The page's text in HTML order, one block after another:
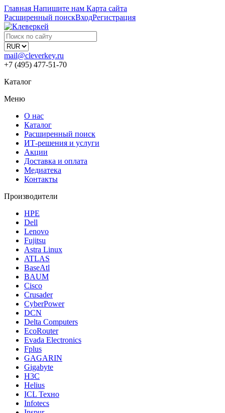
Главная Напишите нам Карта сайта
Расширенный поискВходРегистрация
mail@cleverkey.ru
+7 (495) 477-51-70
Каталог
Меню
О нас
Каталог
Расширенный поиск
ИТ-решения и услуги
Акции
Доставка и оплата
Медиатека
Контакты
Производители
HPE
Dell
Lenovo
Fujitsu
Astra Linux
ATLAS
BaseAtl
BAUM
Cisco
Crusader
CyberPower
DCN
Delta Computers
EcoRouter
Evada Electronics
Fplus
GAGARIN
Gigabyte
H3C
Helius
ICL Техно
Infotecs